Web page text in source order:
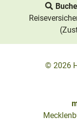
© 2026